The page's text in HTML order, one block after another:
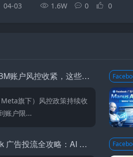
04-03 1.6W 0 0
Facebook广告及BM账户风控收紧，这些重点要记牢
旗下）风控政策持续收
账户限...
2026 年 Facebook 广告投流全攻略：AI 时代最新玩法与实战技巧